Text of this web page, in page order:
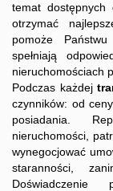
temat
otrzymać
pomoże
spełniają
nieruchomościach
Podczas każdej
czynników: od
posiadania.
nieruchomości,
wynegocjować
staranności,
Doświadczenie